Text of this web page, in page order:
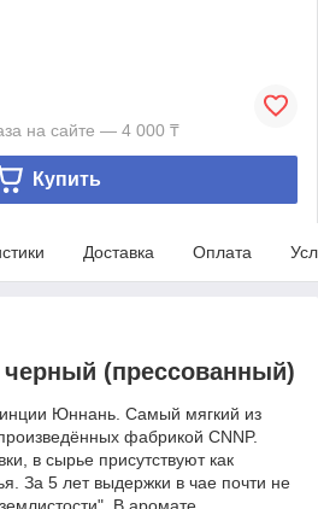
на сайте — 4 000 ₸
Купить
Доставка Оплата
(прессованный)
Юннань. Самый мягкий из
фабрикой CNNP.
в сырье присутствуют как
За 5 лет выдержки в чае почти не